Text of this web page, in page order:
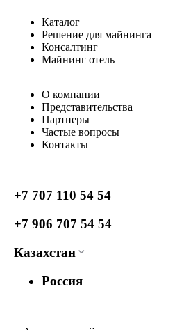
Каталог
Решение для майнинга
Консалтинг
Майнинг отель
О компании
Представительства
Партнеры
Частые вопросы
Контакты
+7 707 110 54 54
+7 906 707 54 54
Казахстан
Россия